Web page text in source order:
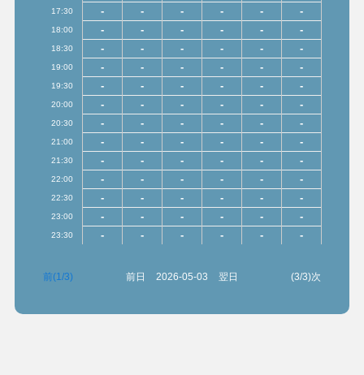
17:30 - - - - - -
18:00 - - - - - -
18:30 - - - - - -
19:00 - - - - - -
19:30 - - - - - -
20:00 - - - - - -
20:30 - - - - - -
21:00 - - - - - -
21:30 - - - - - -
22:00 - - - - - -
22:30 - - - - - -
23:00 - - - - - -
23:30 - - - - - -
前(1/3) 前日 2026-05-03 翌日 (3/3)次